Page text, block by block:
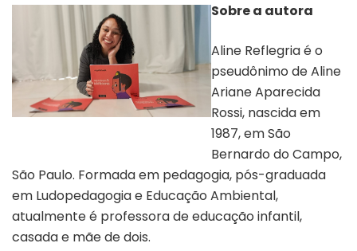
Sobre a autora
Aline Reflegria é o
pseudônimo de Aline
Ariane Aparecida
Rossi, nascida em
1987, em São
Bernardo do Campo,
São Paulo. Formada em pedagogia, pós-graduada
em Ludopedagogia e Educação Ambiental,
atualmente é professora de educação infantil,
casada e mãe de dois.